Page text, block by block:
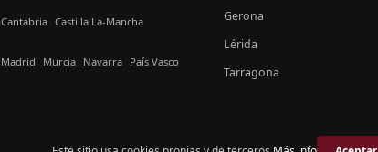
Cantabria Castilla La-Mancha
Madrid Murcia Navarra País Vasco
Gerona
Lérida
Tarragona